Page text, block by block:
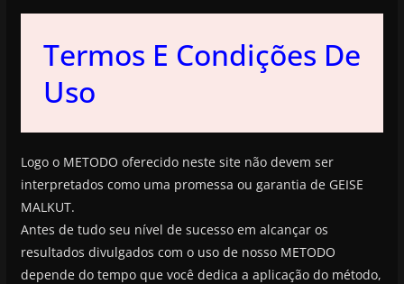
Termos E Condições De
Uso
Logo o METODO oferecido neste site não devem ser
interpretados como uma promessa ou garantia de GEISE
MALKUT.
Antes de tudo seu nível de sucesso em alcançar os
resultados divulgados com o uso de nosso METODO
depende do tempo que você dedica a aplicação do método,